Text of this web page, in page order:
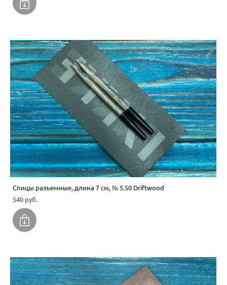
Спицы разъемные, длина 7 см, № 5.50 Driftwood
540 pуб.